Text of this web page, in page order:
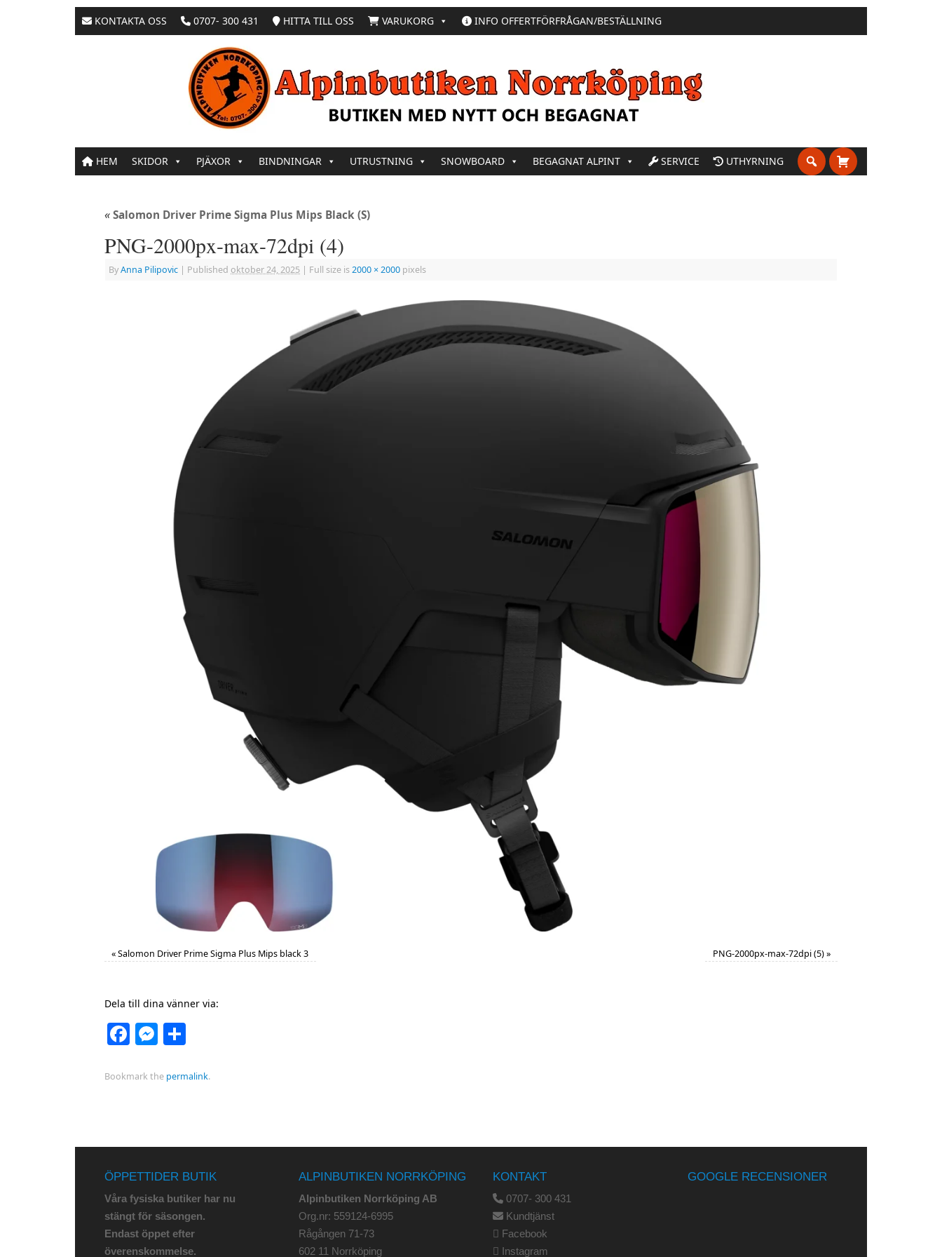
KONTAKTA OSS 0707- 300 431 HITTA TILL OSS VARUKORG INFO OFFERTFÖRFRÅGAN/BESTÄLLNING
HEM SKIDOR PJÄXOR BINDNINGAR UTRUSTNING SNOWBOARD BEGAGNAT ALPINT SERVICE UTHYRNING
«Salomon Driver Prime Sigma Plus Mips Black (S)
PNG-2000px-max-72dpi (4)
ByAnna Pilipovic | Published oktober 24, 2025 | Full size is2000 × 2000 pixels
«Salomon Driver Prime Sigma Plus Mips black 3 PNG-2000px-max-72dpi (5)»
Dela till dina vänner via:
Facebook
Messenger
Bookmark the permalink.
ÖPPETTIDER BUTIK
Våra fysiska butiker har nu
stängt för säsongen.
Endast öppet efter
överenskommelse.
ALPINBUTIKEN NORRKÖPING
Alpinbutiken Norrköping AB
Org.nr: 559124-6995
Rågången 71-73
602 11 Norrköping
KONTAKT
0707- 300 431
Kundtjänst
Facebook
Instagram
GOOGLE RECENSIONER